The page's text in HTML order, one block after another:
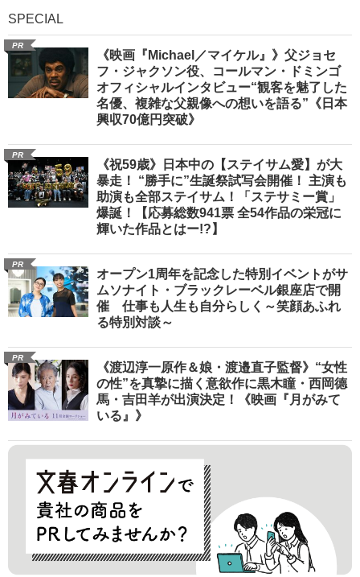
SPECIAL
PR
《映画『Michael／マイケル』》父ジョセ
フ・ジャクソン役、コールマン・ドミンゴ
オフィシャルインタビュー“観客を魅了した
名優、複雑な父親像への想いを語る”《日本
興収70億円突破》
PR
《祝59歳》日本中の【ステイサム愛】が大
暴走！ “勝手に”生誕祭試写会開催！ 主演も
助演も全部ステイサム！「ステサミー賞」
爆誕！【応募総数941票 全54作品の栄冠に
輝いた作品とはー!?】
PR
オープン1周年を記念した特別イベントがサ
ムソナイト・ブラックレーベル銀座店で開
催 仕事も人生も自分らしく～笑顔あふれ
る特別対談～
PR
《渡辺淳一原作＆娘・渡邉直子監督》“女性
の性”を真摯に描く意欲作に黒木瞳・西岡德
馬・吉田羊が出演決定！《映画『月がみて
いる』》